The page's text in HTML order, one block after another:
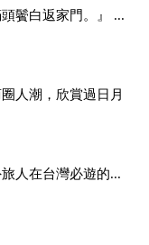
鬢白返家門。』 ...
人潮，欣賞過日月
人在台灣必遊的...